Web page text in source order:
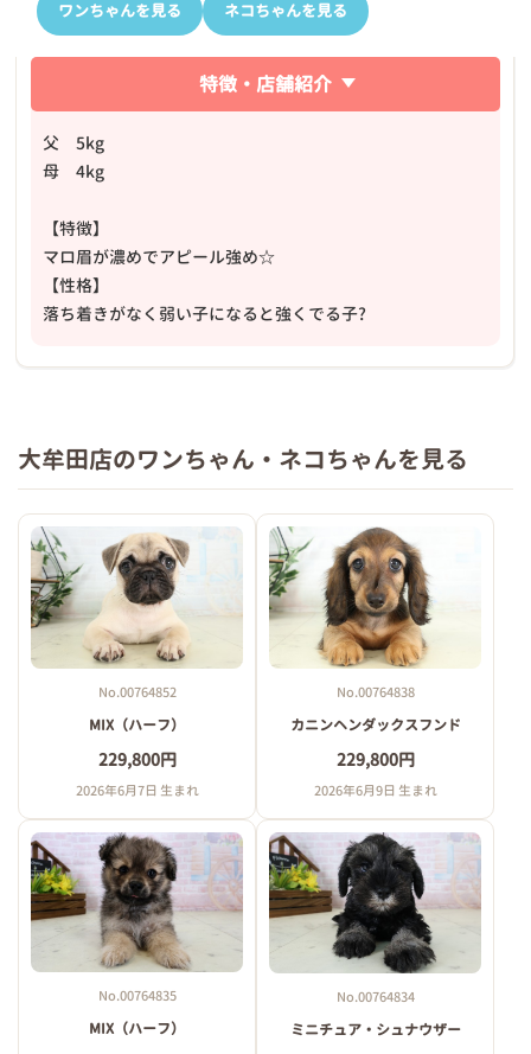
ワンちゃんを見る ネコちゃんを見る
特徴・店舗紹介
父 5kg
母 4kg
【特徴】
マロ眉が濃めでアピール強め☆
【性格】
落ち着きがなく弱い子になると強くでる子?
大牟田店のワンちゃん・ネコちゃんを見る
No.00764852
MIX（ハーフ）
229,800円
2026年6月7日 生まれ
No.00764838
カニンヘンダックスフンド
229,800円
2026年6月9日 生まれ
No.00764835
MIX（ハーフ）
No.00764834
ミニチュア・シュナウザー